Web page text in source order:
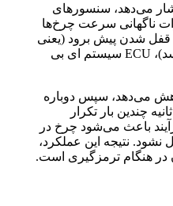
می‌دهد، سنسورهای
ناگهانی سرعت چرخ‌ها
قفل شدن پیش برود (یعنی
ECU سیستم ای بی
می‌دهد، سپس دوباره
چندین بار تکرار
باعث می‌شود چرخ در
نشود. نتیجه این عملکرد،
در هنگام ترمزگیری است.